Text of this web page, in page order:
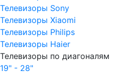
Телевизоры Sony
Телевизоры Xiaomi
Телевизоры Philips
Телевизоры Haier
Телевизоры по диагоналям
19" - 28"